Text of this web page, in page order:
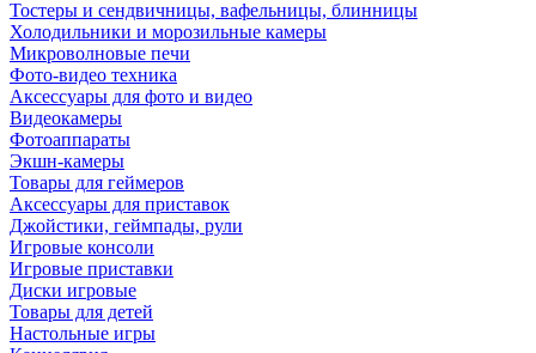
Тостеры и сендвичницы, вафельницы, блинницы
Холодильники и морозильные камеры
Микроволновые печи
Фото-видео техника
Аксессуары для фото и видео
Видеокамеры
Фотоаппараты
Экшн-камеры
Товары для геймеров
Аксессуары для приставок
Джойстики, геймпады, рули
Игровые консоли
Игровые приставки
Диски игровые
Товары для детей
Настольные игры